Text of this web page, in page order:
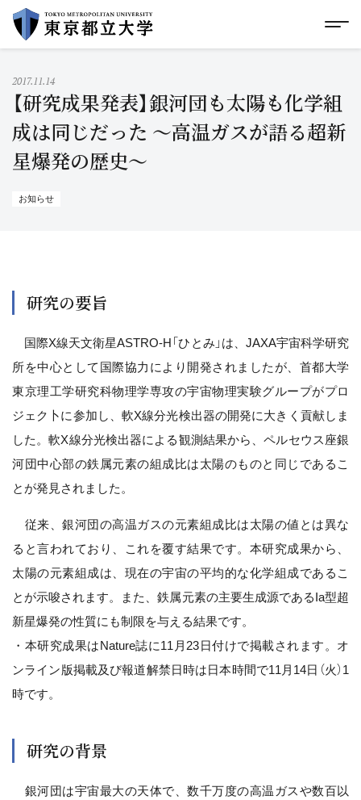
イ
ツ
グローバルメニューにスキップ メ
2017.11.14
【研究成果発表】銀河団も太陽も化学組
成は同じだった ～高温ガスが語る超新
星爆発の歴史～
お知らせ
研究の要旨
国際X線天文衛星ASTRO-H「ひとみ」は、JAXA宇宙科学研究
所を中心として国際協力により開発されましたが、首都大学
東京理工学研究科物理学専攻の宇宙物理実験グループがプロ
ジェク卜に参加し、軟X線分光検出器の開発に大きく貢献しま
した。軟X線分光検出器による観測結果から、ペルセウス座銀
河団中心部の鉄属元素の組成比は太陽のものと同じであるこ
とが発見されました。
従来、銀河団の高温ガスの元素組成比は太陽の値とは異な
ると言われており、これを覆す結果です。本研究成果から、
太陽の元素組成は、現在の宇宙の平均的な化学組成であるこ
とが示唆されます。また、鉄属元素の主要生成源であるIa型超
新星爆発の性質にも制限を与える結果です。
・本研究成果はNature誌に11月23日付けで掲載されます。オ
ンライン版掲載及び報道解禁日時は日本時間で11月14日（火）1
時です。
研究の背景
銀河団は宇宙最大の天体で、数千万度の高温ガスや数百以